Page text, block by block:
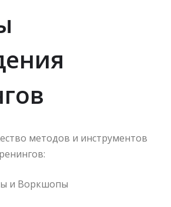
методов и инструментов
и Воркшопы